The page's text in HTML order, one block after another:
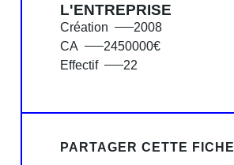
L'ENTREPRISE
Création
2008
CA
2450000€
Effectif
22
PARTAGER CETTE FICHE